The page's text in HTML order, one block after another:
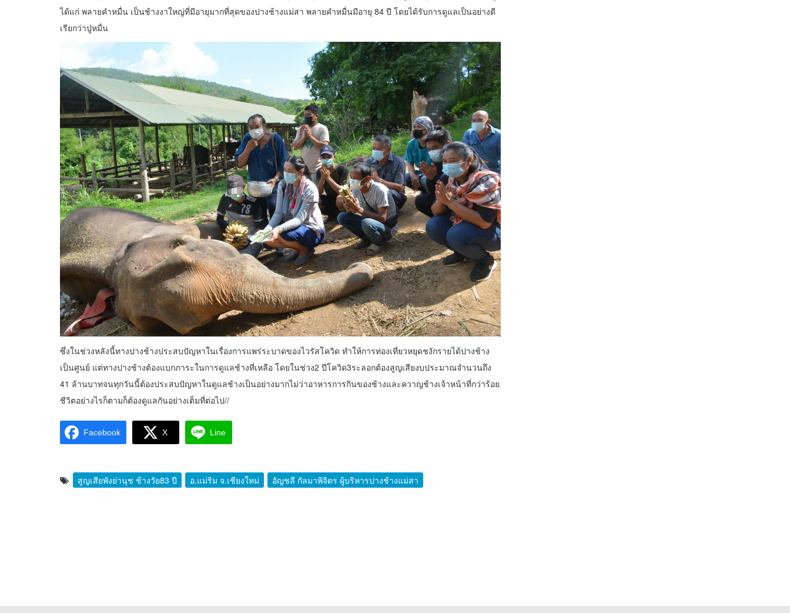
ได้แก่ พลายคำหมื่น เป็นช้างงาใหญ่ที่มีอายุมากที่สุดของปางช้างแม่สา พลายคำหมื่นมีอายุ 84 ปี โดยได้รับการดูแลเป็นอย่างดี
เรียกว่าปู่หมื่น
ซึ่งในช่วงหลังนี้ทางปางช้างประสบปัญหาในเรื่องการแพร่ระบาดของไวรัสโควิด ทำให้การท่องเที่ยวหยุดชงักรายได้ปางช้าง
เป็นศูนย์ แต่ทางปางช้างต้องแบกภาระในการดูแลช้างที่เหลือ โดยในช่วง2 ปีโควิด3ระลอกต้องสูญเสียงบประมาณจำนวนถึง
41 ล้านบาทจนทุกวันนี้ต้องประสบปัญหาในดูแลช้างเป็นอย่างมากไม่ว่าอาหารการกินของช้างและควาญช้างเจ้าหน้าที่กว่าร้อย
ชีวิตอย่างไรก็ตามก็ต้องดูแลกันอย่างเต็มที่ต่อไป//
Facebook X Line
สูญเสียพังย่านุช ช้างวัย83 ปี อ.แม่ริม จ.เชียงใหม่ อัญชลี กัลมาพิจิตร ผู้บริหารปางช้างแม่สา